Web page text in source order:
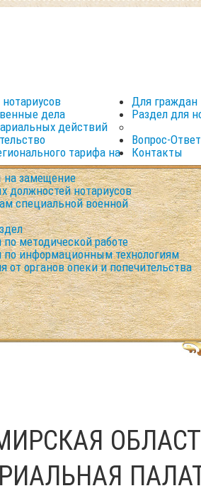
дела
действий
тарифа на
на замещение
должностей нотариусов
специальной военной
Для граждан
Раздел для
методической работе
по информационным технологиям
от органов опеки и попечительства
Вопрос-Ответ
Контакты